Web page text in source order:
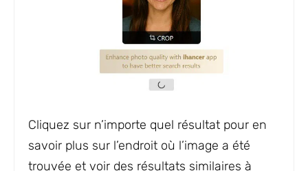
Cliquez sur n’importe quel résultat pour en
savoir plus sur l’endroit où l’image a été
trouvée et voir des résultats similaires à